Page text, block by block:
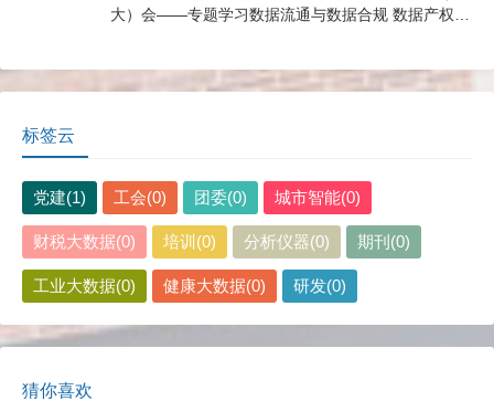
大）会——专题学习数据流通与数据合规 数据产权与
标签云
党建(1) 工会(0) 团委(0) 城市智能(0)
财税大数据(0) 培训(0) 分析仪器(0) 期刊(0)
工业大数据(0) 健康大数据(0) 研发(0)
猜你喜欢